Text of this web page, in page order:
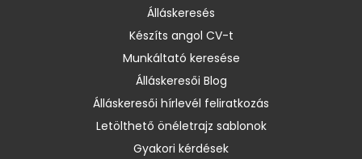
Álláskeresés
Készíts angol CV-t
Munkáltató keresése
Álláskeresői Blog
Álláskeresői hírlevél feliratkozás
Letölthető önéletrajz sablonok
Gyakori kérdések